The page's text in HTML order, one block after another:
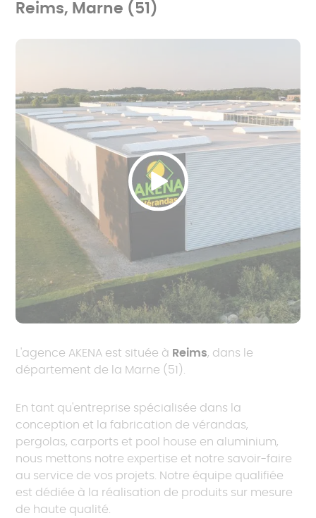
Reims, Marne (51)
L'agence AKENA est située à Reims, dans le
département de la Marne (51).
En tant qu'entreprise spécialisée dans la
conception et la fabrication de vérandas,
pergolas, carports et pool house en aluminium,
nous mettons notre expertise et notre savoir-faire
au service de vos projets. Notre équipe qualifiée
est dédiée à la réalisation de produits sur mesure
de haute qualité.